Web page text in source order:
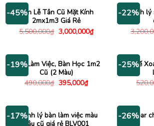
1,450,000₫.
-45%Bàn Lễ Tân Cũ Mặt Kính
2mx1m3 Giá Rẻ
5,500,000₫ Giá
gốc
3,000,000₫Giá
hiện
3,000,000₫.
-22%
Thanh lý
-19%
Bàn Làm Việc, Bàn Học 1m2
Cũ (2 Màu)
490,000₫ Giá
395,000₫Giá
hiện
395,000₫.
-25%
Ghế
-17%
Thanh lý bàn làm việc màu
nâu cũ giá rẻ BLV001
-26%
Bàn bar